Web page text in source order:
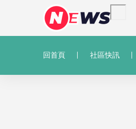
回首頁 社區快訊